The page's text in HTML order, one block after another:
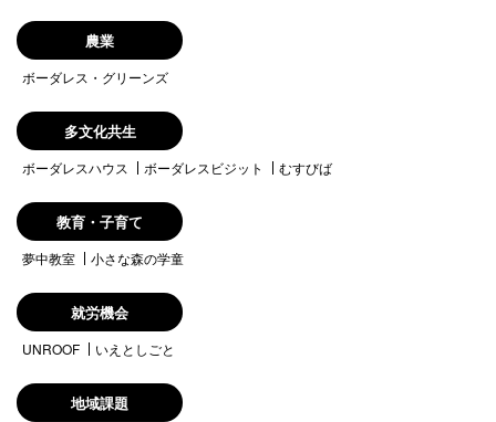
農業
ボーダレス・グリーンズ
多文化共生
ボーダレスハウス ボーダレスビジット むすびば
教育・子育て
夢中教室 小さな森の学童
就労機会
UNROOF いえとしごと
地域課題